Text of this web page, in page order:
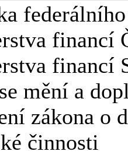
financí
financí
mění a
zákona o
činnosti